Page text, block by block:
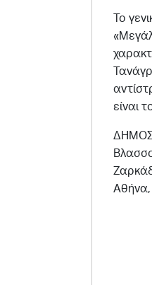
Το
είναι
Αθήνα